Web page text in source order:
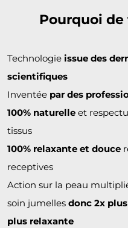
Pourquoi
Technologieissue des
scientifiques
Inventée par des
100% naturelle et
tissus
100% relaxante et douce
receptives
Action sur la peau
soin jumellesdonc 2x
plus relaxante